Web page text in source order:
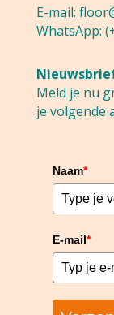
E-mail:
WhatsApp:
Meld je nu
je volgende
Naam*
E-mail*